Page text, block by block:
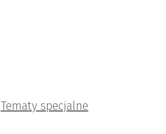
Tematy specjalne